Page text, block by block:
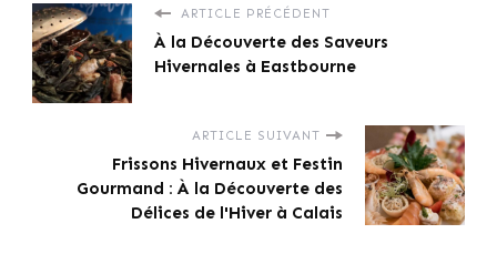
ARTICLE PRÉCÉDENT
À la Découverte des Saveurs
Hivernales à Eastbourne
ARTICLE SUIVANT
Frissons Hivernaux et Festin
Gourmand : À la Découverte des
Délices de l'Hiver à Calais